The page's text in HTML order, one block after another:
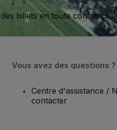
billets en toute confiance.
Vous avez des questions ?
Centre d'assistance /
contacter